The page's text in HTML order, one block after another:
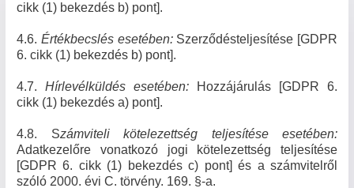
cikk (1) bekezdés b) pont].
4.6. Értékbecslés esetében:Szerződésteljesítése [GDPR
6. cikk (1) bekezdés b) pont].
4.7. Hírlevélküldés esetében: Hozzájárulás [GDPR 6.
cikk (1) bekezdés a) pont].
4.8. Számviteli kötelezettség teljesítése esetében:
Adatkezelőre vonatkozó jogi kötelezettség teljesítése
[GDPR 6. cikk (1) bekezdés c) pont] és a számvitelről
szóló 2000. évi C. törvény. 169. §-a.